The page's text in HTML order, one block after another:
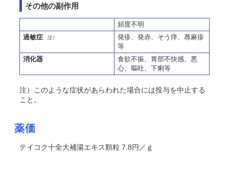
その他の副作用
頻度不明
過敏症
注）
発疹、発赤、そう痒、蕁麻疹
等
消化器
食欲不振、胃部不快感、悪
心、嘔吐、下痢等
注）このような症状があらわれた場合には投与を中止する
こと。
薬価
テイコク十全大補湯エキス顆粒 7.8円／ｇ